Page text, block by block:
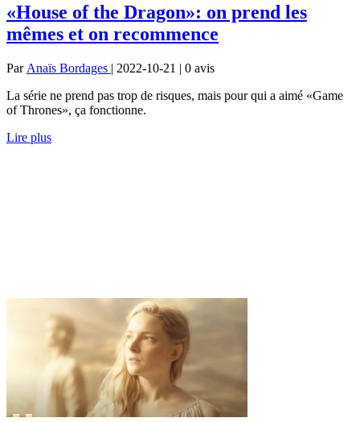
«House of the Dragon»: on prend les
mêmes et on recommence
Par Anaïs Bordages | 2022-10-21 | 0 avis
La série ne prend pas trop de risques, mais pour qui a aimé «Game
of Thrones», ça fonctionne.
Lire plus